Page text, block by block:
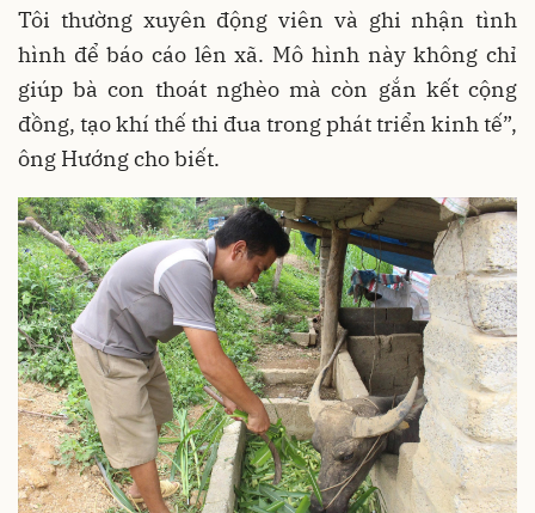
Tôi thường xuyên động viên và ghi nhận tình
hình để báo cáo lên xã. Mô hình này không chỉ
giúp bà con thoát nghèo mà còn gắn kết cộng
đồng, tạo khí thế thi đua trong phát triển kinh tế”,
ông Hướng cho biết.